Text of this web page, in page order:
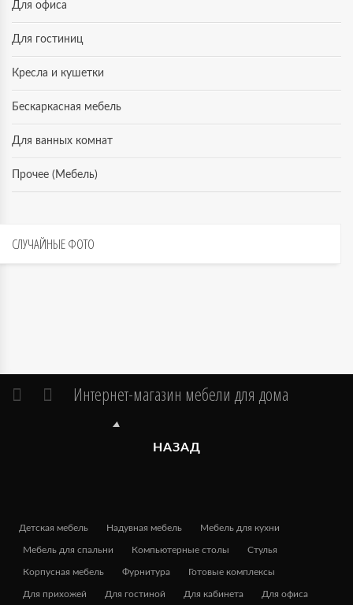
Для офиса
Для гостиниц
Кресла и кушетки
Бескаркасная мебель
Для ванных комнат
Прочее (Мебель)
СЛУЧАЙНЫЕФОТО
Интернет-магазин мебели для дома
НАЗАД
Детская мебель Надувная мебель Мебель для кухни
Мебель для спальни Компьютерные столы Стулья
Корпусная мебель Фурнитура Готовые комплексы
Для прихожей Для гостиной Для кабинета Для офиса